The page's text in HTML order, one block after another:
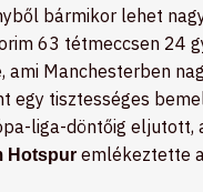
bármikor lehet
63 tétmeccsen 24
ami Manchesterben
egy tisztességes
liga-döntőig eljutott,
Hotspur emlékeztette